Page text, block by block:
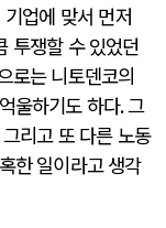
기업에 맞서 먼저
투쟁할 수 있었던
로는 니토덴코의
울하기도 하다.그
리고 또 다른 노동
한 일이라고 생각